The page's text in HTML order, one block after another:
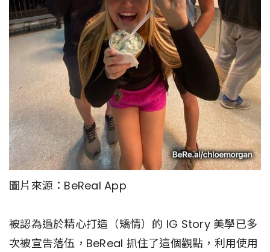
圖片來源：BeReal App
被認為過於精心打造（矯情）的 IG Story 美學已多
次被宣告落伍，BeReal 抓住了這個觀點，利用使用